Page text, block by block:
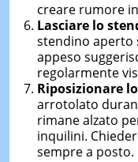
creare rumore
Lasciare lo
stendino aperto
appeso
regolarmente
Riposizionare
arrotolato
rimane alzato
inquilini.
sempre a posto.